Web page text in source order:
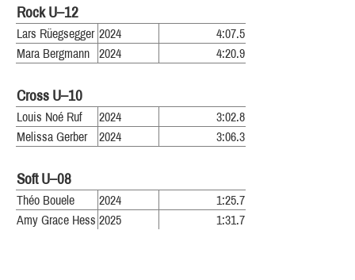
Rock U–12
Lars Rüegsegger 2024
4:07.5
Mara Bergmann 2024 4:20.9
Cross U–10
Louis Noé Ruf 2024
3:02.8
Melissa Gerber
2024 3:06.3
Soft U–08
Théo Bouele 2024
1:25.7
Amy Grace Hess 2025 1:31.7